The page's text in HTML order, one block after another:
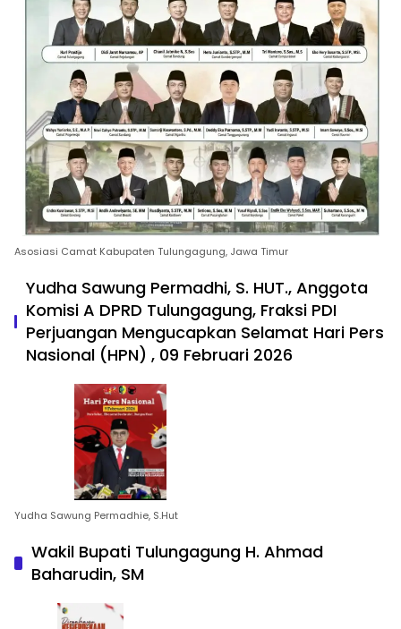
Asosiasi Camat Kabupaten Tulungagung, Jawa Timur
Yudha Sawung Permadhi, S. HUT., Anggota
Komisi A DPRD Tulungagung, Fraksi PDI
Perjuangan Mengucapkan Selamat Hari Pers
Nasional (HPN) , 09 Februari 2026
Yudha Sawung Permadhie, S.Hut
Wakil Bupati Tulungagung H. Ahmad
Baharudin, SM